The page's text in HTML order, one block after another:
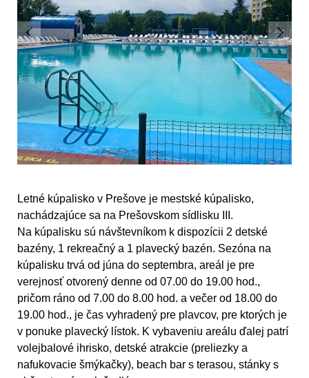
Letné kúpalisko v Prešove je mestské kúpalisko,
nachádzajúce sa na Prešovskom sídlisku III.
Na kúpalisku sú návštevníkom k dispozícii 2 detské
bazény, 1 rekreačný a 1 plavecký bazén. Sezóna na
kúpalisku trvá od júna do septembra, areál je pre
verejnosť otvorený denne od 07.00 do 19.00 hod.,
pričom ráno od 7.00 do 8.00 hod. a večer od 18.00 do
19.00 hod., je čas vyhradený pre plavcov, pre ktorých je
v ponuke plavecký lístok. K vybaveniu areálu ďalej patrí
volejbalové ihrisko, detské atrakcie (preliezky a
nafukovacie šmýkačky), beach bar s terasou, stánky s